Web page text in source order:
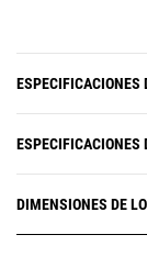
ESPECIFICACIONES
ESPECIFICACIONES
DIMENSIONES DE